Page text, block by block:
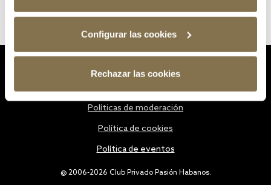
Configurar las cookies
Rechazar las cookies
@ 2006-2026 Club Privado Pasión Habanos.
Políticas de moderación
Política de cookies
Política de eventos